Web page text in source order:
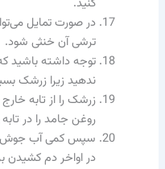
کنید.
در صورت تمایل
ترشی آن خنثی شود.
ندهید زیرا زرشک
روغن جامد را در
سپس کمی آب جوش به
در اواخر دم کشیدن